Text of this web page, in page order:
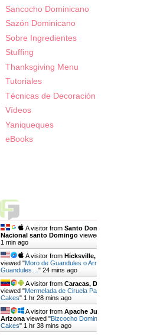
Sancocho Dominicano
Sazón Dominicano
Sobre Ingredientes
Stuffing
Thanksgiving Menu
Tutoriales
Técnicas de Decoración
Vídeos
Yaniqueques
eBooks
A visitor from Santo Domingo, Distrito
Nacional santo Domingoviewed "
1 min ago
A visitor from Hicksville, New York
viewed "Moro de Guandules o Arroz con
Guandules… " 25 mins ago
A visitor from Caracas, Distrito Capital
viewed "Mermelada de Ciruela Pasa | Mari's
Cakes" 1 hr 28 mins ago
A visitor from Apache Junction,
Arizonaviewed "Bizcocho Dominicano | Mari's
Cakes" 1 hr 38 mins ago